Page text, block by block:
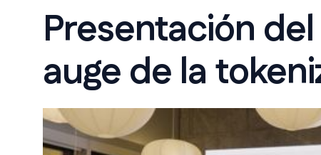
Presentación
auge de la